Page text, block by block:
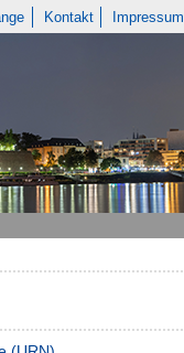
Kontakt Impressum